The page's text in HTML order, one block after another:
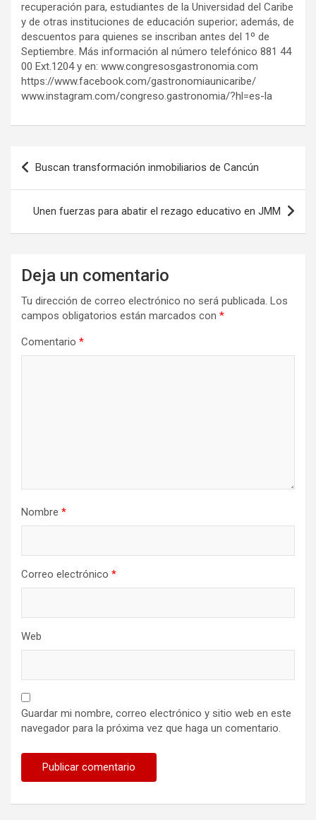
recuperación para, estudiantes de la Universidad del Caribe
y de otras instituciones de educación superior; además, de
descuentos para quienes se inscriban antes del 1º de
Septiembre. Más información al número telefónico 881 44
00 Ext.1204 y en: www.congresosgastronomia.com
https://www.facebook.com/gastronomiaunicaribe/
www.instagram.com/congreso.gastronomia/?hl=es-la
Navegación
de
entradas
Buscan transformación inmobiliarios de Cancún
Unen fuerzas para abatir el rezago educativo en JMM
Deja un comentario
Tu dirección de correo electrónico no será publicada. Los
campos obligatorios están marcados con *
Comentario *
Nombre *
Correo electrónico *
Web
Guardar mi nombre, correo electrónico y sitio web en este
navegador para la próxima vez que haga un comentario.